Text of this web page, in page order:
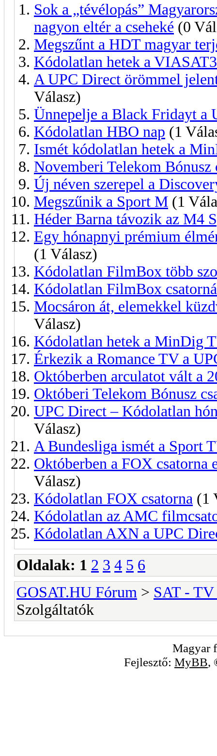
Sok a „tévélopás”
nagyon eltér a cseheké (0
Megszűnt a HDT magyar
Kódolatlan hetek a
A UPC Direct örömmel
Válasz)
Ünnepelje a Black Fridayt a
Kódolatlan HBO nap (1
Ismét kódolatlan hetek a
Novemberi Telekom Bónusz
Új néven szerepel a
Megszűnik a Sport M (1
Héder Barna távozik az M4
Egy hónapnyi prémium
(1 Válasz)
Kódolatlan FilmBox több
Kódolatlan FilmBox
Mocsáron át, elemekkel
Válasz)
Kódolatlan hetek a MinDig
Érkezik a Romance TV a
Októberben arculatot vált a
Októberi Telekom Bónusz
UPC Direct – Kódolatlan
Válasz)
A Bundesliga ismét a Sport
Októberben a FOX
Válasz)
Kódolatlan FOX csatorna (1
Kódolatlan az AMC
Kódolatlan AXN a UPC
Oldalak: 1 2 3 4 5 6
GOSAT.HU Fórum > SAT -
Szolgáltatók
Magyar
Fejlesztő: MyBB,